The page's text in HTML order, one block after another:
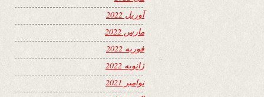
آوریل 2022
مارس 2022
فوریه 2022
ژانویه 2022
نوامبر 2021